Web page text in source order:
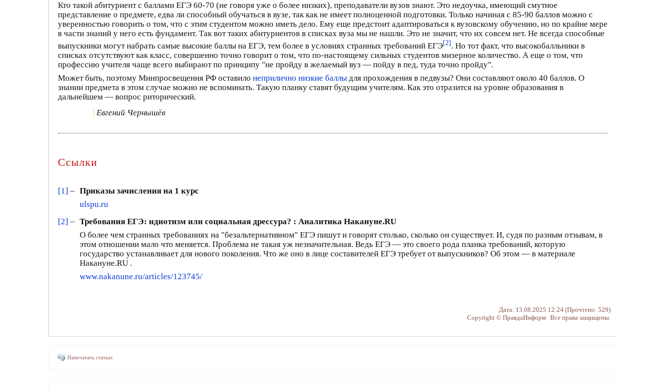
Кто такой абитуриент с баллами ЕГЭ 60-70 (не говоря уже о более низких), преподаватели вузов знают. Это недоучка, имеющий смутное
представление о предмете, едва ли способный обучаться в вузе, так как не имеет полноценной подготовки. Только начиная с 85-90 баллов можно с
уверенностью говорить о том, что с этим студентом можно иметь дело. Ему еще предстоит адаптироваться к вузовскому обучению, но по крайне мере
в части знаний у него есть фундамент. Так вот таких абитуриентов в списках вуза мы не нашли. Это не значит, что их совсем нет. Не всегда способные
выпускники могут набрать самые высокие баллы на ЕГЭ, тем более в условиях странных требований ЕГЭ[2]. Но тот факт, что высокобалльники в
списках отсутствуют как класс, совершенно точно говорит о том, что по-настоящему сильных студентов мизерное количество. А еще о том, что
профессию учителя чаще всего выбирают по принципу "не пройду в желаемый вуз — пойду в пед, туда точно пройду".
Может быть, поэтому Минпросвещения РФ оставило неприлично низкие баллы для прохождения в педвузы? Они составляют около 40 баллов. О
знании предмета в этом случае можно не вспоминать. Такую планку ставят будущим учителям. Как это отразится на уровне образования в
дальнейшем — вопрос риторический.
Евгений Чернышёв
Ссылки
[1] – Приказы зачисления на 1 курс
ulspu.ru
[2] – Требования ЕГЭ: идиотизм или социальная дрессура? : Аналитика Накануне.RU
О более чем странных требованиях на "безальтернативном" ЕГЭ пишут и говорят столько, сколько он существует. И, судя по разным отзывам, в
этом отношении мало что меняется. Проблема не такая уж незначительная. Ведь ЕГЭ — это своего рода планка требований, которую
государство устанавливает для нового поколения. Что же оно в лице составителей ЕГЭ требует от выпускников? Об этом — в материале
Накануне.RU .
www.nakanune.ru/articles/123745/
Дата: 13.08.2025 12:24 (Прочтено: 529)
Copyright © ПравдаИнформ Все права защищены.
Напечатать статью